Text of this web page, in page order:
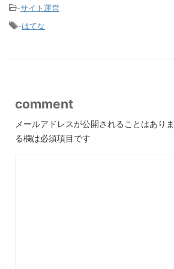
-サイト運営
-はてな
comment
メールアドレスが公開されることはありま
る欄は必須項目です